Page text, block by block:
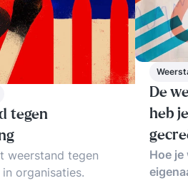
tegen
weerstand tegen
organisaties.
De
heb
Hoe